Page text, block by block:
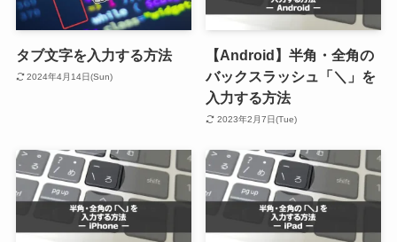
タブ文字を入力する方法
2024年4月14日(Sun)
【Android】半角・全角の
バックスラッシュ「＼」を
入力する方法
2023年2月7日(Tue)